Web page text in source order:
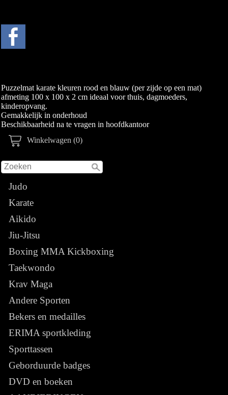
Winkelwagen (0)
Judo
Karate
Aikido
Jiu-Jitsu
Boxing MMA Kickboxing
Taekwondo
Krav Maga
Andere Sporten
Bekers en medailles
ERIMA sportkleding
Sporttassen
Geborduurde badges
DVD en boeken
Puzzelmat karate kleuren rood en blauw (per zijde op een mat)
afmeting 100 x 100 x 2 cm ideaal voor thuis, dagmoeders,
kinderopvang.
Gemakkelijk in onderhoud
Beschikbaarheid na te vragen in hoofdkantoor